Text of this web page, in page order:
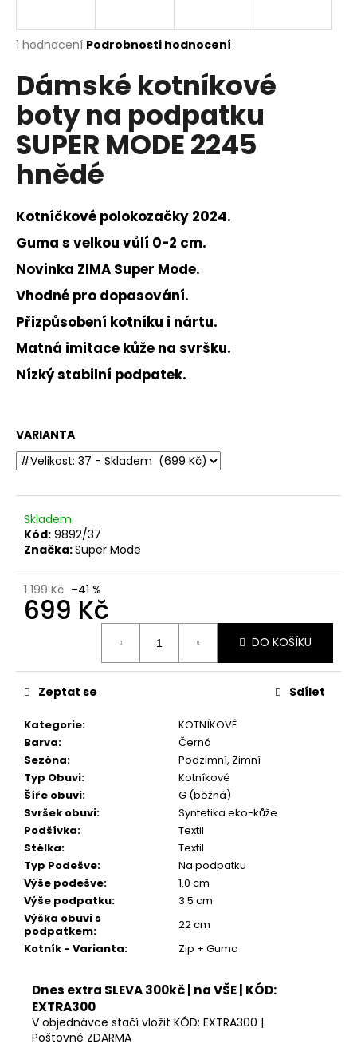
Průměrné
produktu
je
5,0
5
hvězdiček.
1 hodnocení Podrobnosti hodnocení
Dámské kotníkové
boty na podpatku
SUPER MODE 2245
hnědé
Kotníčkové polokozačky 2024.
Guma s velkou vůlí 0-2 cm.
Novinka ZIMA Super Mode.
Vhodné pro dopasování.
Přizpůsobení kotníku i nártu.
Matná imitace kůže na svršku.
Nízký stabilní podpatek.
VARIANTA
Skladem
Kód: 9892/37
Značka:Super Mode
1 199 Kč –41 %
699 Kč
DO KOŠÍKU
Kategorie:
KOTNÍKOVÉ
Barva:
Černá
Sezóna:
Podzimní, Zimní
Typ Obuvi:
Kotníkové
Šíře obuvi:
G (běžná)
Svršek obuvi:
Syntetika eko-kůže
Podšívka:
Textil
Stélka:
Textil
Typ Podešve:
Na podpatku
Výše podešve:
1.0 cm
Výše podpatku:
3.5 cm
Výška obuvi s
podpatkem:
22 cm
Kotník - Varianta: Zip + Guma
Zeptat se Sdílet
Dnes extra SLEVA 300kč | na VŠE | KÓD:
EXTRA300
V objednávce stačí vložit KÓD: EXTRA300 |
Poštovné ZDARMA
j
t
?
D
o
p
o
r
u
č
u
m
e
DÁMSKÉ
NA
KLÍNKU
MARCO
2-
28500-
46
876
Kč